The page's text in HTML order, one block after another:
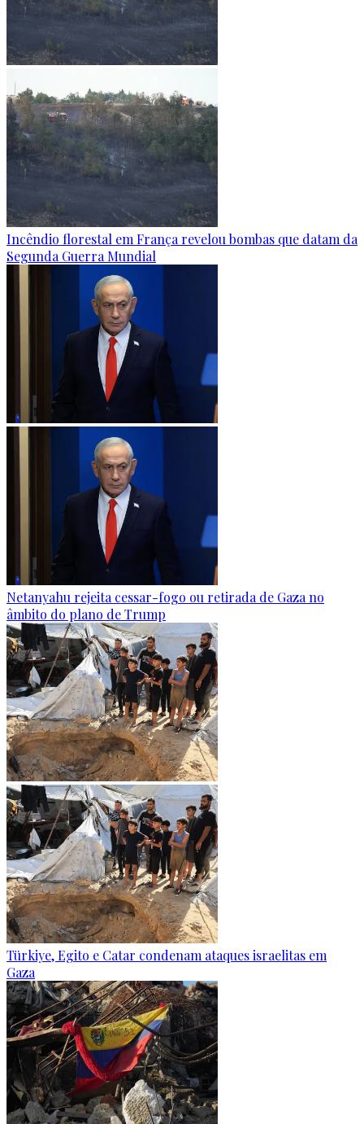
Incêndio florestal em França revelou bombas que datam da
Segunda Guerra Mundial
Netanyahu rejeita cessar-fogo ou retirada de Gaza no
âmbito do plano de Trump
Türkiye, Egito e Catar condenam ataques israelitas em
Gaza